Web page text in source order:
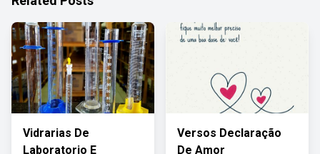
Vidrarias De
Laboratorio E
Versos Declaração
De Amor